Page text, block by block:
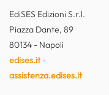
EdiSES Edizioni S.r.l.
Piazza Dante, 89
80134 - Napoli
edises.it-
assistenza.edises.it